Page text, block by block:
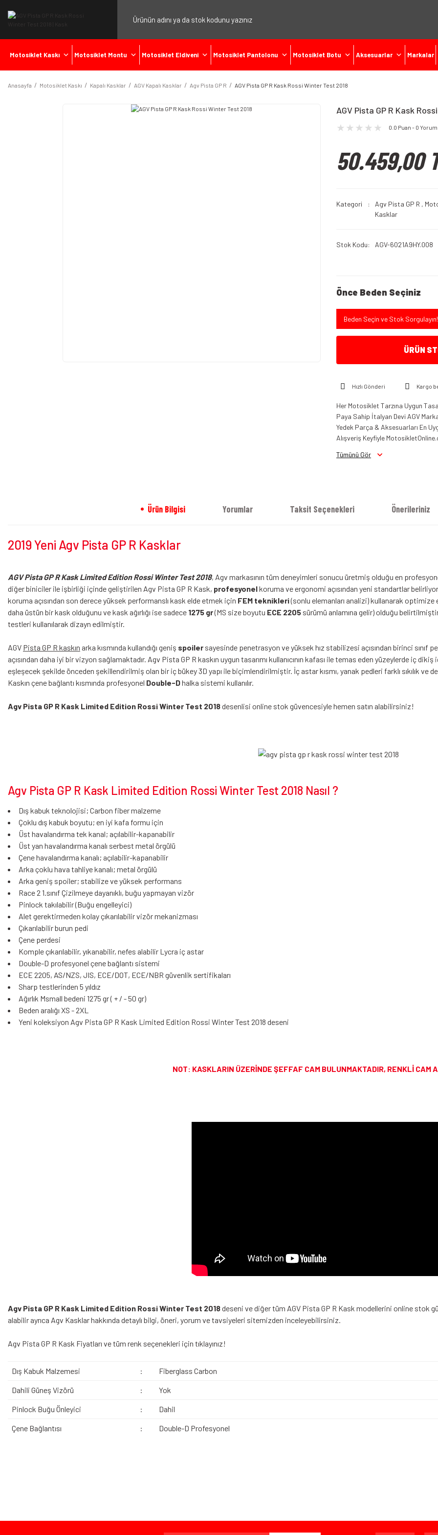
Motosiklet Kaskı Motosiklet Montu Motosiklet Eldiveni Motosiklet Pantolonu Motosiklet Botu Aksesuarlar Markalar
Anasayfa Motosiklet Kaskı Kapalı Kasklar AGV Kapalı Kasklar Agv Pista GP R AGV Pista GP R Kask Rossi Winter Test 2018
AGV Pista GP R Kask
0.0 Puan - 0 Yorum
50.459,00
Kategori Agv Pista GP R ,
Kasklar
Stok Kodu AGV-6021A9HY.008
Önce Beden Seçiniz
Beden Seçin ve Stok Sorgulayın!
ÜRÜN
Hızlı Gönderi Kargo
Her Motosiklet Tarzına Uygun
Paya Sahip İtalyan Devi AGV
Yedek Parça & Aksesuarları En
Alışveriş Keyfiyle
Tümünü Gör
Ürün Bilgisi Yorumlar Taksit Seçenekleri Önerileriniz
2019 Yeni Agv Pista GP R Kasklar
AGV Pista GP R Kask Limited Edition Rossi Winter Test 2018, Agv markasının tüm deneyimleri sonucu üretmiş olduğu en
diğer biniciler ile işbirliği içinde geliştirilen Agv Pista GP R Kask, profesyonelkoruma ve ergonomi açısından yeni standartlar
koruma açısından son derece yüksek performanslı kask elde etmek için FEM teknikleri(sonlu elemanları analizi) kullanarak
daha üstün bir kask olduğunu ve kask ağırlığı ise sadece 1275 gr(MS size boyutu ECE 2205 sürümü anlamına gelir) olduğu
testleri kullanılarak dizayn edilmiştir.
AGV Pista GP R kaskın arka kısmında kullandığı geniş spoiler sayesinde penetrasyon ve yüksek hız stabilizesi açısından birinci sınıf
açısından daha iyi bir vizyon sağlamaktadır. Agv Pista GP R kaskın uygun tasarımı kullanıcının kafası ile temas eden yüzeylerde iç
eşleşecek şekilde önceden şekillendirilmiş olan bir iç bükey 3D yapı ile biçimlendirilmiştir. İç astar kısmı, yanak pedleri farklı sıkılık ve
Kaskın çene bağlantı kısmında profesyonel Double-Dhalka sistemi kullanılır.
Agv Pista GP R Kask Limited Edition Rossi Winter Test 2018desenlisi online stok güvencesiyle hemen satın alabilirsiniz!
Agv Pista GP R Kask Limited Edition Rossi Winter Test 2018 Nasıl ?
Dış kabuk teknolojisi; Carbon fiber malzeme
Çoklu dış kabuk boyutu; en iyi kafa formu için
Üst havalandırma tek kanal; açılabilir-kapanabilir
Üst yan havalandırma kanalı serbest metal örgülü
Çene havalandırma kanalı; açılabilir-kapanabilir
Arka çoklu hava tahliye kanalı; metal örgülü
Arka geniş spoiler; stabilize ve yüksek performans
Race 2 1.sınıf Çizilmeye dayanıklı, buğu yapmayan vizör
Pinlock takılabilir (Buğu engelleyici)
Alet gerektirmeden kolay çıkarılabilir vizör mekanizması
Çıkarılabilir burun pedi
Çene perdesi
Komple çıkarılabilir, yıkanabilir, nefes alabilir Lycra iç astar
Double-D profesyonel çene bağlantı sistemi
ECE 2205, AS/NZS, JIS, ECE/DOT, ECE/NBR güvenlik sertifikaları
Sharp testlerinden 5 yıldız
Ağırlık Msmall bedeni 1275 gr ( + / - 50 gr)
Beden aralığı XS - 2XL
Yeni koleksiyon Agv Pista GP R Kask Limited Edition Rossi Winter Test 2018 deseni
NOT: KASKLARIN ÜZERİNDE ŞEFFAF CAM BULUNMAKTADIR, RENKLİ CAM
Agv Pista GP R Kask Limited Edition Rossi Winter Test 2018deseni ve diğer tüm AGV Pista GP R Kask modellerini online stok
alabilir ayrıca Agv Kasklar hakkında detaylı bilgi, öneri, yorum ve tavsiyeleri sitemizden inceleyebilirsiniz.
Agv Pista GP R Kask Fiyatları ve tüm renk seçenekleri için tıklayınız!
Dış Kabuk Malzemesi : Fiberglass Carbon
Dahili Güneş Vizörü : Yok
Pinlock Buğu Önleyici : Dahil
Çene Bağlantısı : Double-D Profesyonel
Ürün bilgilerinde hatalar bulunuyor.